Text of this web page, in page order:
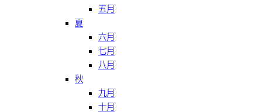
五月
夏
六月
七月
八月
秋
九月
十月